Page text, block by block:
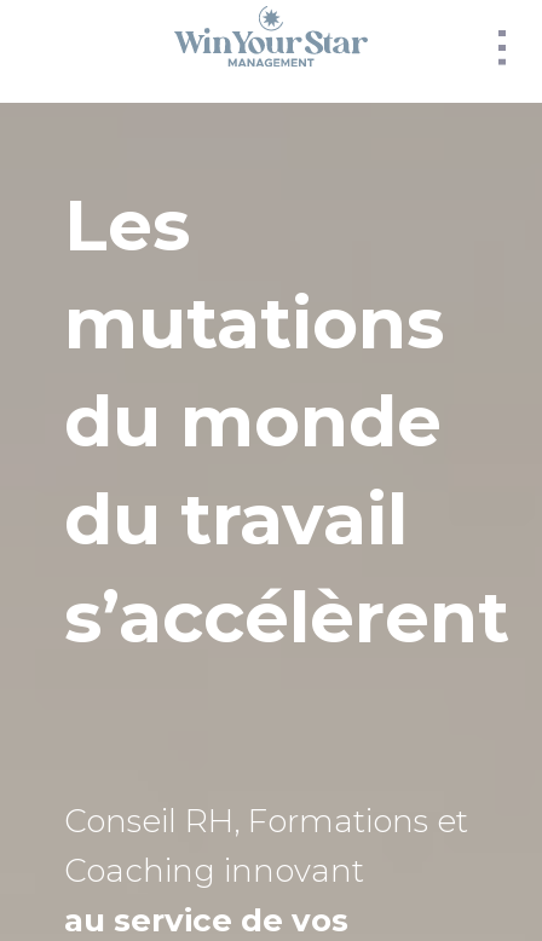
Les
mutations
du monde
du travail
s’accélèrent
Conseil RH, Formations et
Coaching innovant
au service de vos